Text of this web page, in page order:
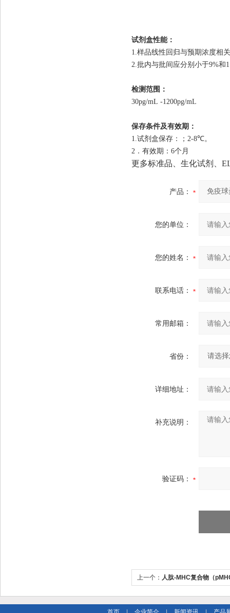
试剂盒性能：
1.样品线性回归与预期浓度相
2.批内与批间 应分别小于9%和
检测范
30pg/mL -1200pg/
保存条件及有效期：
1.试剂盒保存：
；2-8℃。
2．有效期：6个月
更多标准品、生化试剂、
产品：
您的单位：
您的姓名：
联系电话：
常用邮箱：
省份：
详细地址：
补充说明：
验证码：
上一个： 人肽-MHC复合物（